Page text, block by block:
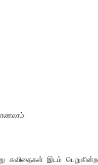
கவிதைகள் இடம்